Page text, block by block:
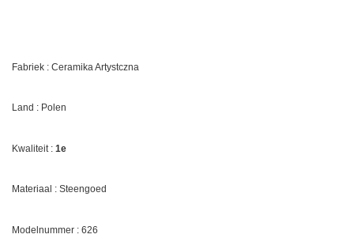
Fabriek : Ceramika Artystczna
Land : Polen
Kwaliteit : 1e
Materiaal : Steengoed
Modelnummer : 626